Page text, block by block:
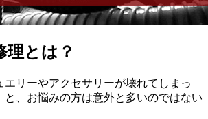
理とは？
エリーやアクセサリーが壊れてしまっ
と、お悩みの方は意外と多いのではない